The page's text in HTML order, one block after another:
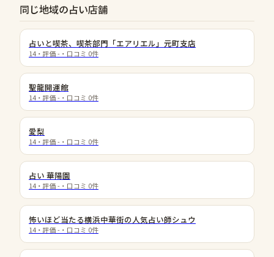
同じ地域の占い店舗
占いと喫茶、喫茶部門「エアリエル」元町支店
14 ・評価 - ・口コミ 0件
聖龍開運館
14 ・評価 - ・口コミ 0件
愛梨
14 ・評価 - ・口コミ 0件
占い 華陽園
14 ・評価 - ・口コミ 0件
怖いほど当たる横浜中華街の人気占い師シュウ
14 ・評価 - ・口コミ 0件